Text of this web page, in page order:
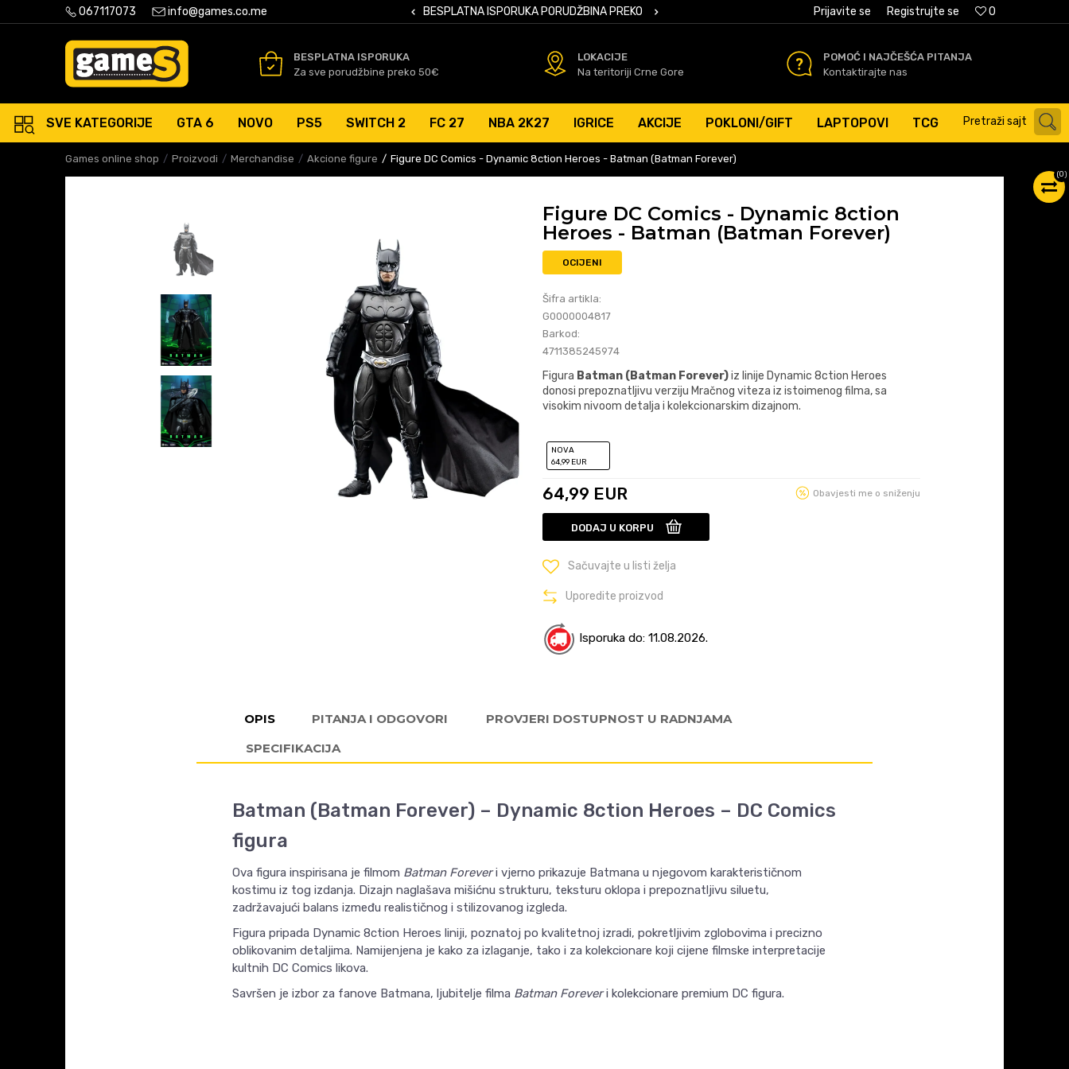
067117073 info@games.co.me
ISPORUKA PORUDŽBINA PREKO 50 EURSIGURNO PLAĆANJE PLATNIM KARTICAMA BESPLATNA ISPORUKA PORUDŽBINA PREKO 50 EURSIGURNO PLAĆANJE PLATNIM KARTICAMA 0
Prijavite se Registrujte se
BESPLATNA ISPORUKA
Za sve porudžbine preko 50€
LOKACIJE
Na teritoriji Crne Gore
POMOĆ I NAJČEŠĆA PITANJA
Kontaktirajte nas
SVE KATEGORIJE GTA 6 NOVO PS5 SWITCH 2 FC 27 NBA 2K27 IGRICE AKCIJE POKLONI/GIFT LAPTOPOVI TCG Pretraži sajt
Games online shop Proizvodi Merchandise Akcione figure Figure DC Comics - Dynamic 8ction Heroes - Batman (Batman Forever)
(0)
Figure DC Comics - Dynamic 8ction
Heroes - Batman (Batman Forever)
OCIJENI
Šifra artikla:
G0000004817
Barkod:
4711385245974
Figura Batman (Batman Forever)iz linije Dynamic 8ction Heroes
donosi prepoznatljivu verziju Mračnog viteza iz istoimenog filma, sa
visokim nivoom detalja i kolekcionarskim dizajnom.
NOVA
64,99 EUR
64,99 EUR Obavjesti me o sniženju
DODAJ U KORPU
Sačuvajte u listi želja
Uporedite proizvod
Isporuka do: 11.08.2026.
OPIS PITANJA I ODGOVORI
PROVJERI DOSTUPNOST U RADNJAMA
SPECIFIKACIJA
Batman (Batman Forever) – Dynamic 8ction Heroes – DC Comics
figura
Ova figura inspirisana je filmom Batman Foreveri vjerno prikazuje Batmana u njegovom karakterističnom
kostimu iz tog izdanja. Dizajn naglašava mišićnu strukturu, teksturu oklopa i prepoznatljivu siluetu,
zadržavajući balans između realističnog i stilizovanog izgleda.
Figura pripada Dynamic 8ction Heroes liniji, poznatoj po kvalitetnoj izradi, pokretljivim zglobovima i precizno
oblikovanim detaljima. Namijenjena je kako za izlaganje, tako i za kolekcionare koji cijene filmske interpretacije
kultnih DC Comics likova.
Savršen je izbor za fanove Batmana, ljubitelje filma Batman Foreveri kolekcionare premium DC figura.